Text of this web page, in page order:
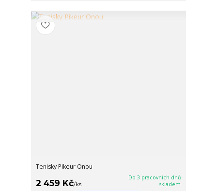
Tenisky Pikeur Onou
2 459 Kč/ks
Do 3 pracovních dnů
skladem